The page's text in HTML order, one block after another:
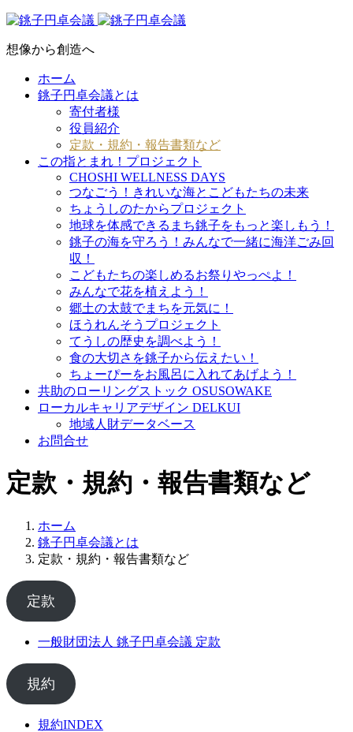
想像から創造へ
ホーム
銚子円卓会議とは
寄付者様
役員紹介
定款・規約・報告書類など
この指とまれ！プロジェクト
CHOSHI WELLNESS DAYS
つなごう！きれいな海とこどもたちの未来
ちょうしのたからプロジェクト
地球を体感できるまち銚子をもっと楽しもう！
銚子の海を守ろう！みんなで一緒に海洋ごみ回
収！
こどもたちの楽しめるお祭りやっぺよ！
みんなで花を植えよう！
郷土の太鼓でまちを元気に！
ほうれんそうプロジェクト
てうしの歴史を調べよう！
食の大切さを銚子から伝えたい！
ちょーぴーをお風呂に入れてあげよう！
共助のローリングストック OSUSOWAKE
ローカルキャリアデザイン DELKUI
地域人財データベース
お問合せ
定款・規約・報告書類など
ホーム
銚子円卓会議とは
定款・規約・報告書類など
定款
一般財団法人 銚子円卓会議 定款
規約
規約INDEX